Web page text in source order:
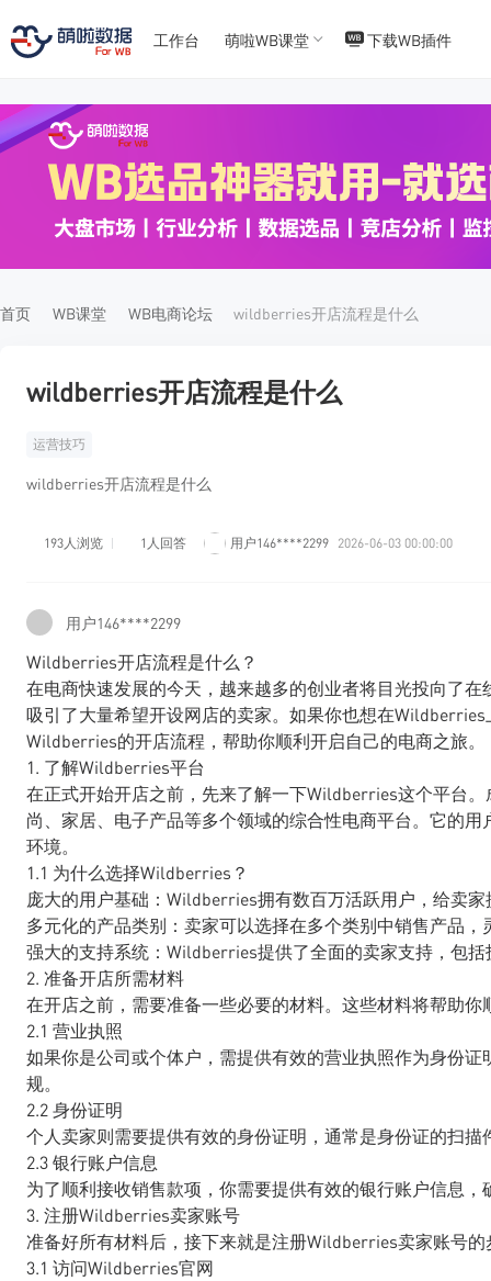
45
工作台 萌啦WB课堂 下载WB插件
首页 WB课堂 WB电商论坛 wildberries开店流程是什么
wildberries开店流程是什么
运营技巧
wildberries开店流程是什么
193人浏览 1人回答 用户146****2299 2026-06-03 00:00:00
用户146****2299
Wildberries开店流程是什么？
在电商快速发展的今天，越来越多的创业者将目光投向了
吸引了大量希望开设网店的卖家。如果你也想在
Wildberries的开店流程，帮助你顺利开启自己的电商之旅。
1. 了解Wildberries平台
在正式开始开店之前，先来了解一下Wildberries这个平台
尚、家居、电子产品等多个领域的综合性电商平台。它的
环境。
1.1 为什么选择Wildberries？
庞大的用户基础：Wildberries拥有数百万活跃用户，给卖
多元化的产品类别：卖家可以选择在多个类别中销售产品，
强大的支持系统：Wildberries提供了全面的卖家支持，包
2. 准备开店所需材料
在开店之前，需要准备一些必要的材料。这些材料将帮助你
2.1 营业执照
如果你是公司或个体户，需提供有效的营业执照作为身份
规。
2.2 身份证明
个人卖家则需要提供有效的身份证明，通常是身份证的扫
2.3 银行账户信息
为了顺利接收销售款项，你需要提供有效的银行账户信息，
3. 注册Wildberries卖家账号
准备好所有材料后，接下来就是注册Wildberries卖家账号
3.1 访问Wildberries官网